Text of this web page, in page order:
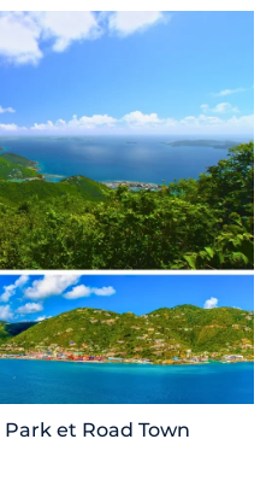
et Road Town